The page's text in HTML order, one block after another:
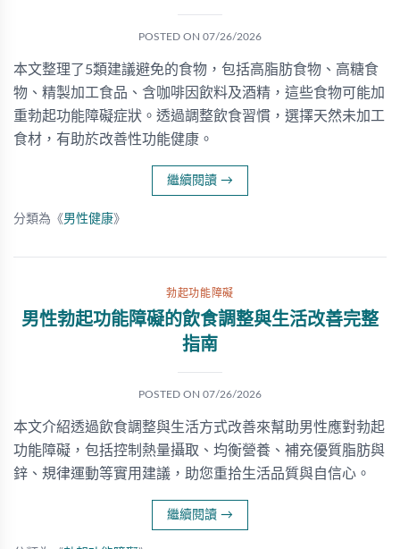
POSTED ON 07/26/2026
本文整理了5類建議避免的食物，包括高脂肪食物、高糖食
物、精製加工食品、含咖啡因飲料及酒精，這些食物可能加
重勃起功能障礙症狀。透過調整飲食習慣，選擇天然未加工
食材，有助於改善性功能健康。
繼續閱讀 →
分類為《男性健康》
勃起功能障礙
男性勃起功能障礙的飲食調整與生活改善完整
指南
POSTED ON 07/26/2026
本文介紹透過飲食調整與生活方式改善來幫助男性應對勃起
功能障礙，包括控制熱量攝取、均衡營養、補充優質脂肪與
鋅、規律運動等實用建議，助您重拾生活品質與自信心。
繼續閱讀 →